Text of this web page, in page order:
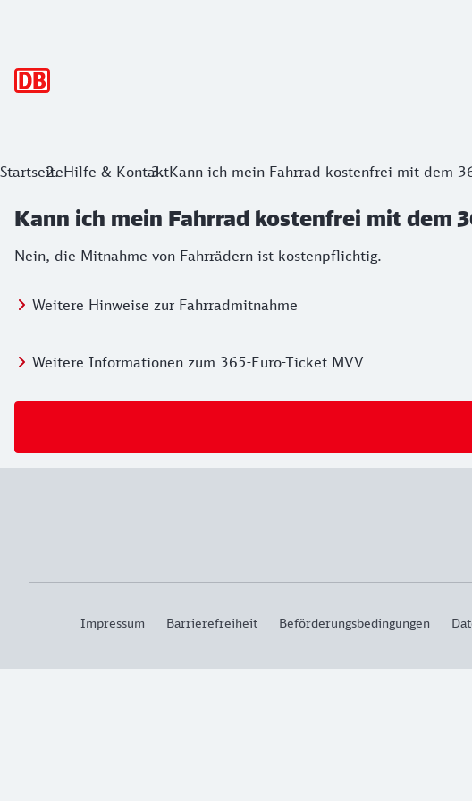
StartseiteHilfe & KontaktKann ich mein Fahrrad kostenfrei mit dem
Kann ich mein Fahrrad kostenfrei mit dem
Nein, die Mitnahme von Fahrrädern ist kostenpflichtig.
Weitere Hinweise zur Fahrradmitnahme
Weitere Informationen zum 365-Euro-Ticket MVV
Impressum Barrierefreiheit Beförderungsbedingungen